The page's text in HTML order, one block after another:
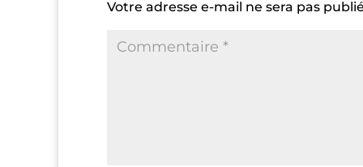
Votre adresse e-mail ne sera pas